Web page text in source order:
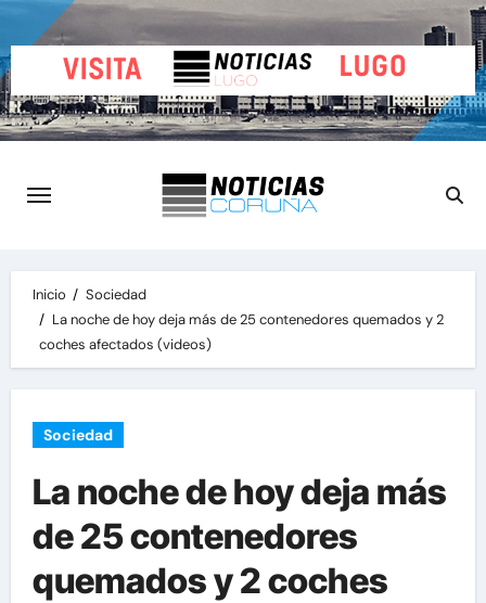
al
contenido
Inicio
Sociedad
La noche de hoy deja más de 25 contenedores quemados y 2
coches afectados (videos)
Sociedad
La noche de hoy deja más
de 25 contenedores
quemados y 2 coches